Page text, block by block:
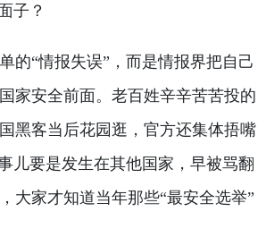
子？
的“情报失误”，而是情报界把自己
家安全前面。老百姓辛辛苦苦投的
黑客当后花园逛，官方还集体捂嘴
儿要是发生在其他国家，早被骂翻
大家才知道当年那些“最安全选举”